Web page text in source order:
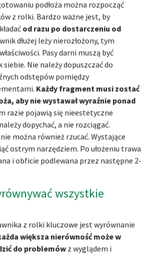
podłoża można rozpocząć
z rolki. Bardzo ważne jest, by
od razu po dostarczeniu od
dłużej leży nierozłożony, tym
Pasy darni muszą być
siebie. Nie należy dopuszczać do
odstępów pomiędzy
Każdy fragment musi zostać
aby nie wystawał wyraźnie ponad
razie pojawią się nieestetyczne
dopychać, a nie rozciągać.
można również rzucać. Wystające
ostrym narzędziem. Po ułożeniu trawa
i obficie podlewana przez następne 2-
wszystkie
z rolki kluczowe jest wyrównanie
większa nierówność może w
do problemów z wyglądem i